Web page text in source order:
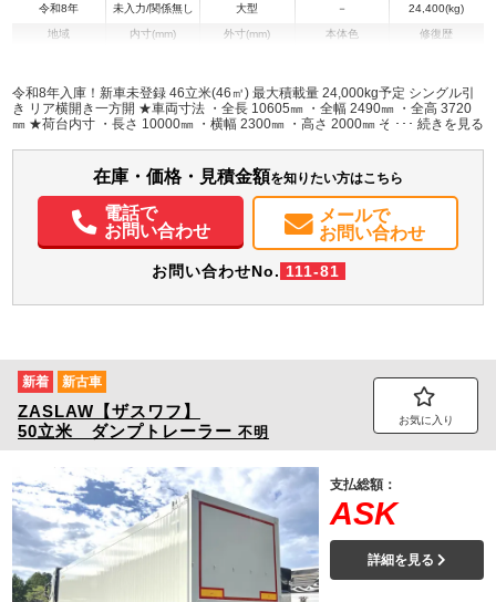
令和8年 未入力/関係無し 大型 － 24,400(kg)
地域 内寸(mm)
H:2,000
外寸(mm)
H:3,720
本体色 修復歴
令和8年入庫！新車未登録 46立米(46㎥) 最大積載量 24,000kg予定 シングル引
き リア横開き一方開 ★車両寸法 ・全長 10605㎜ ・全幅 2490㎜ ・全高 3720
㎜ ★荷台内寸 ・長さ 10000㎜ ・横幅 2300㎜ ・高さ 2000㎜ その他寸法 ・ピ
在庫・価格・見積金額を知りたい方はこちら
電話で
お問い合わせ
メールで
お問い合わせ
お問い合わせNo. 111-81
新着 新古車
ZASLAW【ザスワフ】
50立米 ダンプトレーラー 不明
お気に入り
支払総額：
ASK
詳細を見る